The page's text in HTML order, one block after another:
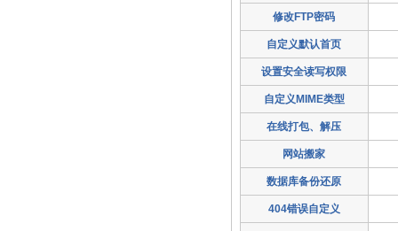
修改FTP密码
自定义默认首页
设置安全读写权限
自定义MIME类型
在线打包、解压
网站搬家
数据库备份还原
404错误自定义